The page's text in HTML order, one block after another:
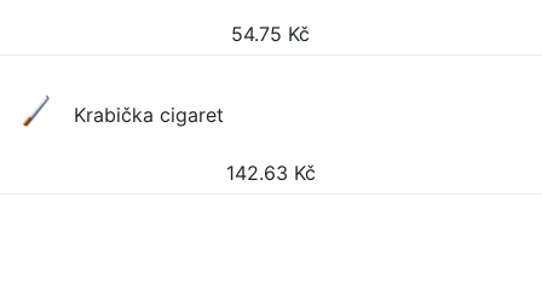
54.75 Kč
Krabička cigaret
142.63 Kč